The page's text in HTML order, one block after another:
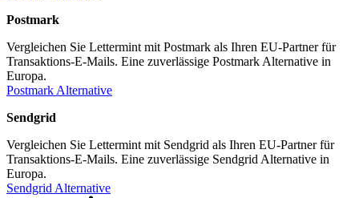
Postmark
Vergleichen Sie Lettermint mit Postmark als Ihren EU-Partner für
Transaktions-E-Mails. Eine zuverlässige Postmark Alternative in
Europa.
Postmark Alternative
Sendgrid
Vergleichen Sie Lettermint mit Sendgrid als Ihren EU-Partner für
Transaktions-E-Mails. Eine zuverlässige Sendgrid Alternative in
Europa.
Sendgrid Alternative